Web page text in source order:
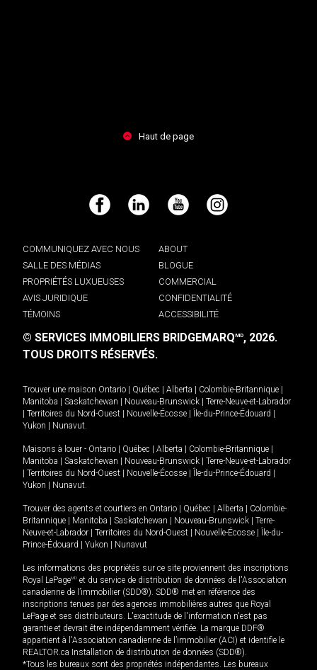
Haut de page
Facebook LinkedIn YouTube Instagram
COMMUNIQUEZ AVEC NOUS
ABOUT
SALLE DES MÉDIAS
BLOGUE
PROPRIÉTÉS LUXUEUSES
COMMERCIAL
AVIS JURIDIQUE
CONFIDENTIALITÉ
TÉMOINS
ACCESSIBILITÉ
© SERVICES IMMOBILIERS BRIDGEMARQMD, 2026.
TOUS DROITS RÉSERVÉS.
Trouver une maison Ontario | Québec | Alberta | Colombie-Britannique |
Manitoba | Saskatchewan | Nouveau-Brunswick | Terre-Neuve-et-Labrador
| Territoires du Nord-Ouest | Nouvelle-Écosse | Île-du-Prince-Édouard |
Yukon | Nunavut
Maisons à louer - Ontario | Québec | Alberta | Colombie-Britannique |
Manitoba | Saskatchewan | Nouveau-Brunswick | Terre-Neuve-et-Labrador
| Territoires du Nord-Ouest | Nouvelle-Écosse | Île-du-Prince-Édouard |
Yukon | Nunavut
Trouver des agents et courtiers en Ontario | Québec | Alberta | Colombie-
Britannique | Manitoba | Saskatchewan | Nouveau-Brunswick | Terre-
Neuve-et-Labrador | Territoires du Nord-Ouest | Nouvelle-Écosse | Île-du-
Prince-Édouard | Yukon | Nunavut
Les informations des propriétés sur ce site proviennent des inscriptions
Royal LePageMD et du service de distribution de données de l'Association
canadienne de l’immobilier (SDD®). SDD® met en référence des
inscriptions tenues par des agences immobilières autres que Royal
LePage et ses distributeurs. L'exactitude de l'information n'est pas
garantie et devrait être indépendamment vérifiée. La marque DDF®
appartient à l'Association canadienne de l’immobilier (ACI) et identifie le
REALTOR.ca Installation de distribution de données (SDD®).
*Tous les bureaux sont des propriétés indépendantes. Les bureaux